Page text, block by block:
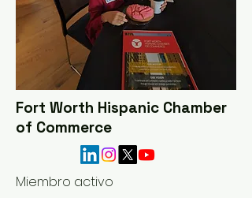
Fort Worth Hispanic Chamber
of Commerce
Miembro activo